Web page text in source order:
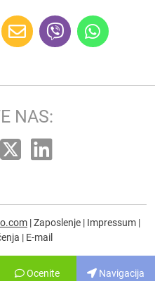
NAS:
|Zaposlenje | Impressum |
| E-mail
Ocenite Navigacija